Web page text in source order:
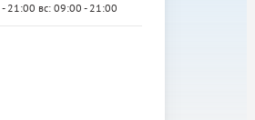
21:00 вс: 09:00 - 21:00